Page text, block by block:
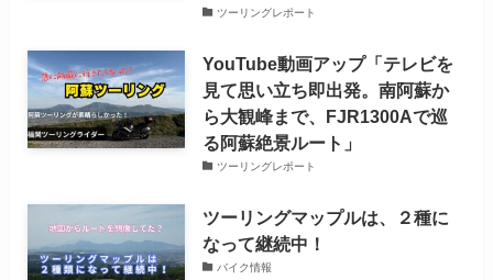
ツーリングレポート
YouTube動画アップ「テレビを
見て思い立ち即出発。南阿蘇か
ら大観峰まで、FJR1300Aで巡
る阿蘇絶景ルート」
ツーリングレポート
ツーリングマップルは、２種に
なって継続中！
バイク情報